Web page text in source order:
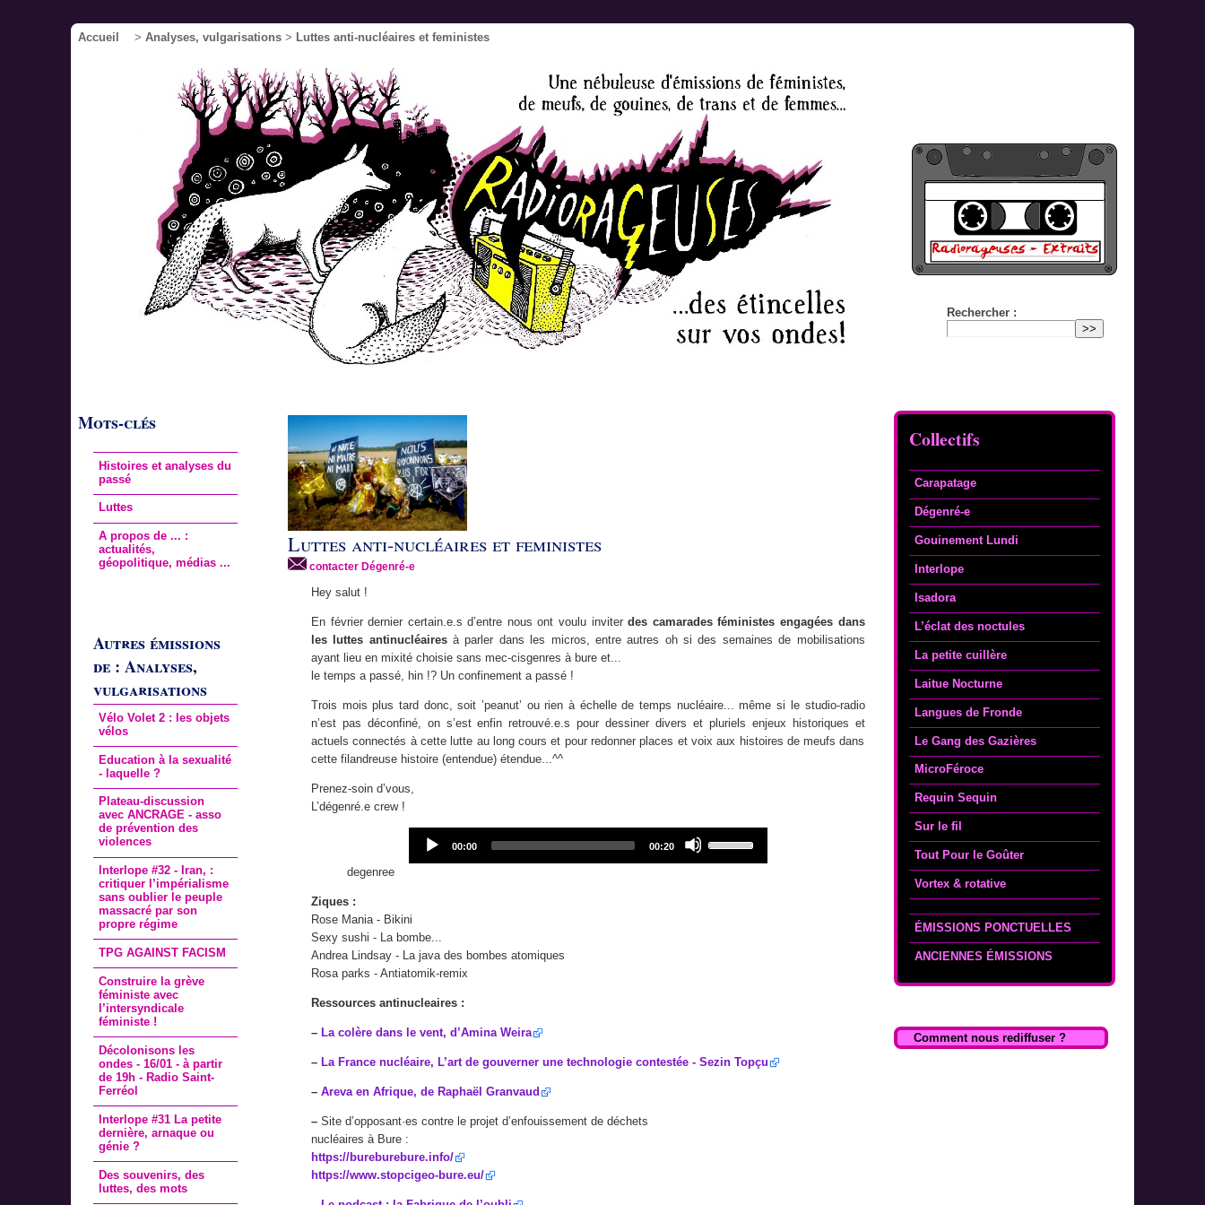
Accueil > Analyses, vulgarisations > Luttes anti-nucléaires et feministes
Rechercher :
Collectifs
Carapatage
Dégenré-e
Gouinement Lundi
Interlope
Isadora
L’éclat des noctules
La petite cuillère
Laitue Nocturne
Langues de Fronde
Le Gang des Gazières
MicroFéroce
Requin Sequin
Sur le fil
Tout Pour le Goûter
Vortex & rotative
ÉMISSIONS PONCTUELLES
ANCIENNES ÉMISSIONS
Comment nous rediffuser ?
Mots-clés
Histoires et analyses du
passé
Luttes
A propos de ... :
actualités,
géopolitique, médias ...
Autres émissions
de : Analyses,
vulgarisations
Vélo Volet 2 : les objets
vélos
Education à la sexualité
- laquelle ?
Plateau-discussion
avec ANCRAGE - asso
de prévention des
violences
Interlope #32 - Iran, :
critiquer l’impérialisme
sans oublier le peuple
massacré par son
propre régime
TPG AGAINST FACISM
Construire la grève
féministe avec
l’intersyndicale
féministe !
Décolonisons les
ondes - 16/01 - à partir
de 19h - Radio Saint-
Ferréol
Interlope #31 La petite
dernière, arnaque ou
génie ?
Des souvenirs, des
luttes, des mots
Luttes anti-nucléaires et feministes
contacter Dégenré-e
Hey salut !
En février dernier certain.e.s d’entre nous ont voulu inviterdes camarades féministes engagées dans
les luttes antinucléairesà parler dans les micros, entre autres oh si des semaines de mobilisations
ayant lieu en mixité choisie sans mec-cisgenres à bure et...
le temps a passé, hin !? Un confinement a passé !
Trois mois plus tard donc, soit ’peanut’ ou rien à échelle de temps nucléaire... même si le studio-radio
n’est pas déconfiné, on s’est enfin retrouvé.e.s pour dessiner divers et pluriels enjeux historiques et
actuels connectés à cette lutte au long cours et pour redonner places et voix aux histoires de meufs dans
cette filandreuse histoire (entendue) étendue...^^
Prenez-soin d’vous,
L’dégenré.e crew !
Audio
Player
Current
00:00
Total
00:20
Up/Down
degenree
Ziques :
Rose Mania - Bikini
Sexy sushi - La bombe...
Andrea Lindsay - La java des bombes atomiques
Rosa parks - Antiatomik-remix
Ressources antinucleaires :
– La colère dans le vent, d’Amina Weira
– La France nucléaire, L’art de gouverner une technologie contestée - Sezin Topçu
– Areva en Afrique, de Raphaël Granvaud
– Site d’opposant·es contre le projet d’enfouissement de déchets
nucléaires à Bure :
https://bureburebure.info/
https://www.stopcigeo-bure.eu/